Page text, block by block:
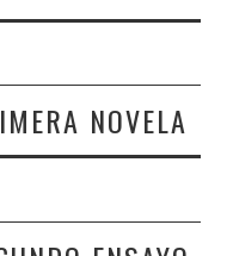
NOVELA